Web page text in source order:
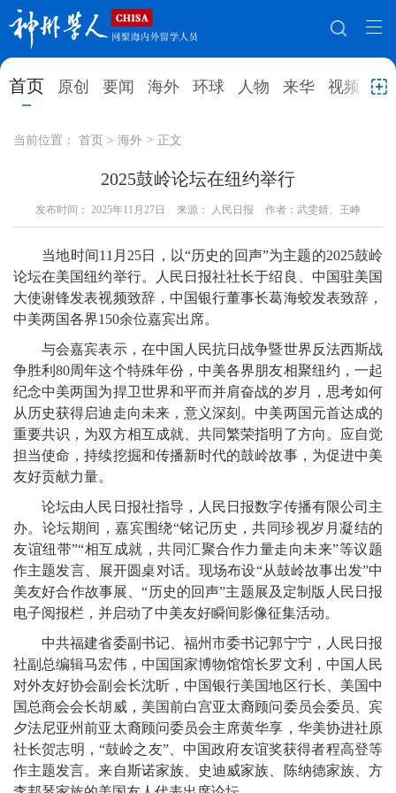
首页 原创 要闻 海外 环球 人物 来华 视频 教
网站地图
首页 原创
人物 来华
教育 就业创业 合作办学 直播访谈
留学 人才 学术 观点
综合 深度 专题 实用信息
招聘信息 更多数据
当前位置： 首页 > 海外 > 正文
2025鼓岭论坛在纽约举行
发布时间： 2025年11月27日 来源： 人民日报 作者：武雯婧、王峥
当地时间11月25日，以“历史的回声”为主题的2025鼓岭
论坛在美国纽约举行。人民日报社社长于绍良、中国驻美国
大使谢锋发表视频致辞，中国银行董事长葛海蛟发表致辞，
中美两国各界150余位嘉宾出席。
与会嘉宾表示，在中国人民抗日战争暨世界反法西斯战
争胜利80周年这个特殊年份，中美各界朋友相聚纽约，一起
纪念中美两国为捍卫世界和平而并肩奋战的岁月，思考如何
从历史获得启迪走向未来，意义深刻。中美两国元首达成的
重要共识，为双方相互成就、共同繁荣指明了方向。应自觉
担当使命，持续挖掘和传播新时代的鼓岭故事，为促进中美
友好贡献力量。
论坛由人民日报社指导，人民日报数字传播有限公司主
办。论坛期间，嘉宾围绕“铭记历史，共同珍视岁月凝结的
友谊纽带”“相互成就，共同汇聚合作力量走向未来”等议题
作主题发言、展开圆桌对话。现场布设“从鼓岭故事出发”中
美友好合作故事展、“历史的回声”主题展及定制版人民日报
电子阅报栏，并启动了中美友好瞬间影像征集活动。
中共福建省委副书记、福州市委书记郭宁宁，人民日报
社副总编辑马宏伟，中国国家博物馆馆长罗文利，中国人民
对外友好协会副会长沈昕，中国银行美国地区行长、美国中
国总商会会长胡威，美国前白宫亚太裔顾问委员会委员、宾
夕法尼亚州前亚太裔顾问委员会主席黄华享，华美协进社原
社长贺志明，“鼓岭之友”、中国政府友谊奖获得者程高登等
作主题发言。来自斯诺家族、史迪威家族、陈纳德家族、方